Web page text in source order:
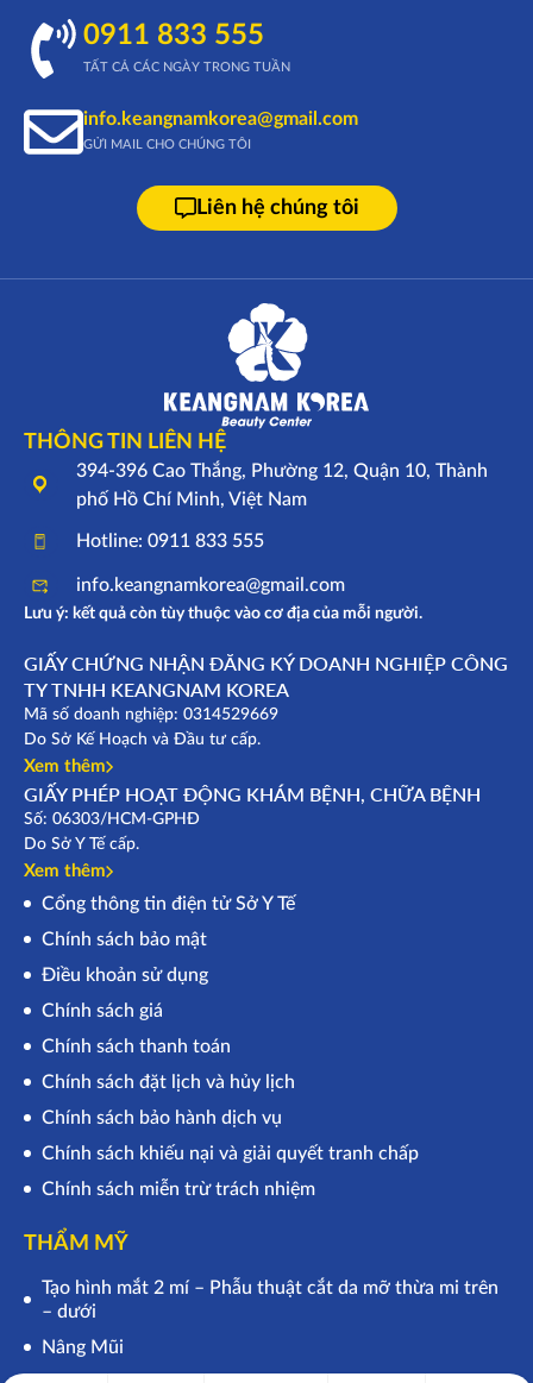
0911 833 555
TẤT CẢ CÁC NGÀY TRONG TUẦN
info.keangnamkorea@gmail.com
GỬI MAIL CHO CHÚNG TÔI
Liên hệ chúng tôi
THÔNG TIN LIÊN HỆ
394-396 Cao Thắng, Phường 12, Quận 10, Thành
phố Hồ Chí Minh, Việt Nam
Hotline: 0911 833 555
info.keangnamkorea@gmail.com
Lưu ý: kết quả còn tùy thuộc vào cơ địa của mỗi người.
GIẤY CHỨNG NHẬN ĐĂNG KÝ DOANH NGHIỆP CÔNG
TY TNHH KEANGNAM KOREA
Mã số doanh nghiệp: 0314529669
Do Sở Kế Hoạch và Đầu tư cấp.
Xem thêm
GIẤY PHÉP HOẠT ĐỘNG KHÁM BỆNH, CHỮA BỆNH
Số: 06303/HCM-GPHĐ
Do Sở Y Tế cấp.
Xem thêm
Cổng thông tin điện tử Sở Y Tế
Chính sách bảo mật
Điều khoản sử dụng
Chính sách giá
Chính sách thanh toán
Chính sách đặt lịch và hủy lịch
Chính sách bảo hành dịch vụ
Chính sách khiếu nại và giải quyết tranh chấp
Chính sách miễn trừ trách nhiệm
THẨM MỸ
Tạo hình mắt 2 mí – Phẫu thuật cắt da mỡ thừa mi trên
– dưới
Nâng Mũi